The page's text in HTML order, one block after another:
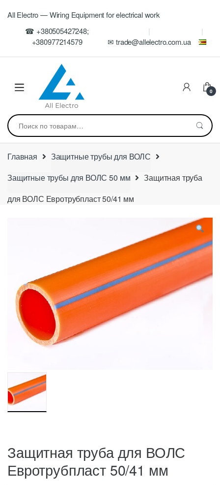
navigation
All Electro — Wiring Equipment for electrical work
☎ +380505427248;
+380977214579
✉ trade@allelectro.com.ua
0
Искать:
Главная
Защитные трубы для ВОЛС
Защитные трубы для ВОЛС 50 мм
Защитная труба
для ВОЛС Евротрубпласт 50/41 мм
Защитная труба для ВОЛС
Евротрубпласт 50/41 мм